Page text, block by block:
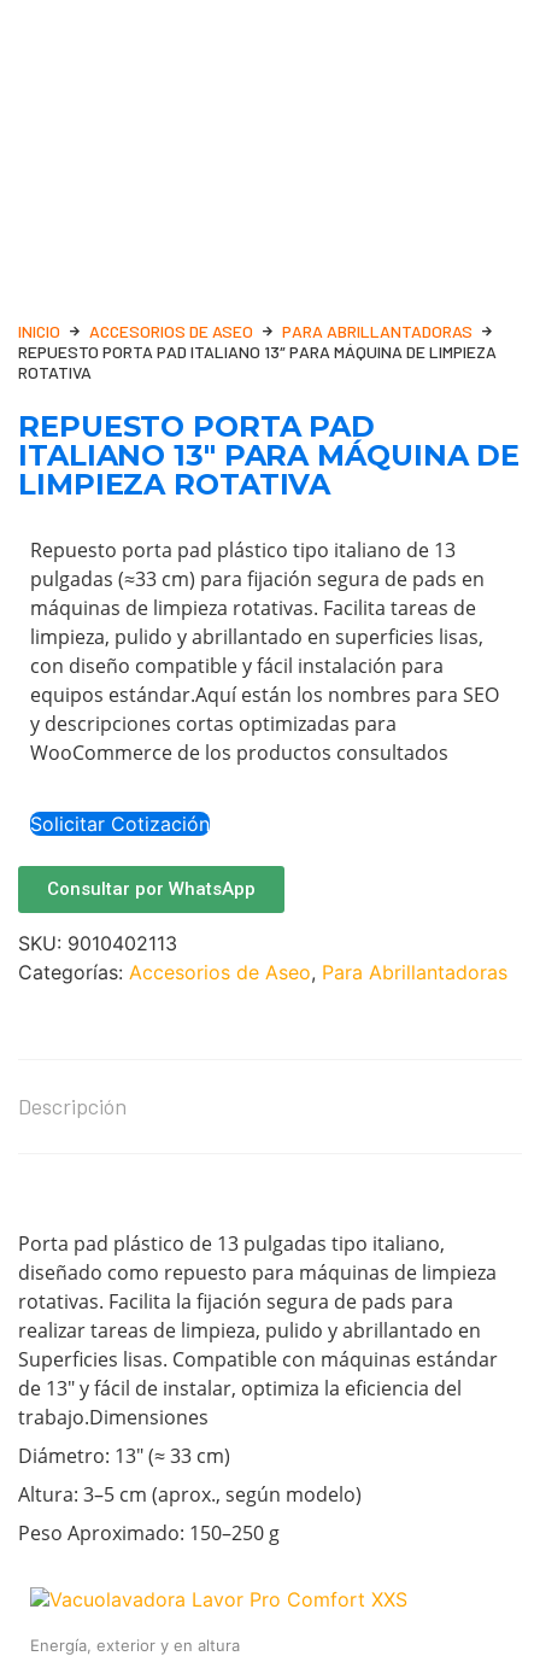
INICIO ACCESORIOS DE ASEO
PARA ABRILLANTADORAS
REPUESTO PORTA PAD ITALIANO 13″ PARA MÁQUINA DE LIMPIEZA
ROTATIVA
REPUESTO PORTA PAD
ITALIANO 13″ PARA MÁQUINA DE
LIMPIEZA ROTATIVA
Repuesto porta pad plástico tipo italiano de 13
pulgadas (≈33 cm) para fijación segura de pads en
máquinas de limpieza rotativas. Facilita tareas de
limpieza, pulido y abrillantado en superficies lisas,
con diseño compatible y fácil instalación para
equipos estándar.Aquí están los nombres para SEO
y descripciones cortas optimizadas para
WooCommerce de los productos consultados
Solicitar Cotización
Consultar por WhatsApp
SKU: 9010402113
Categorías: Accesorios de Aseo, Para Abrillantadoras
Descripción
Porta pad plástico de 13 pulgadas tipo italiano,
diseñado como repuesto para máquinas de limpieza
rotativas. Facilita la fijación segura de pads para
realizar tareas de limpieza, pulido y abrillantado en
Superficies lisas. Compatible con máquinas estándar
de 13″ y fácil de instalar, optimiza la eficiencia del
trabajo.Dimensiones
Diámetro: 13″ (≈ 33 cm)
Altura: 3–5 cm (aprox., según modelo)
Peso Aproximado: 150–250 g
Energía, exterior y en altura